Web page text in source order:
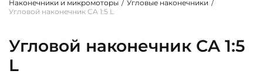
Наконечники и микромоторы / Угловые наконечники /
Угловой наконечник CA 1:5 L
Угловой наконечник CA 1:5
L